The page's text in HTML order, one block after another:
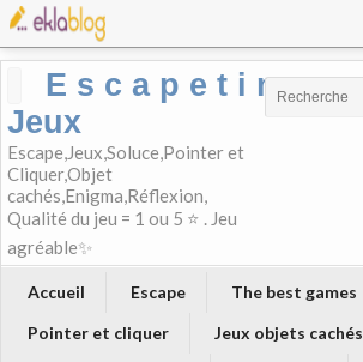
E s c a p e t i m e-
Jeux
Escape,Jeux,Soluce,Pointer et
Cliquer,Objet
cachés,Enigma,Réflexion,
Qualité du jeu = 1 ou 5 ⭐ . Jeu
agréable✨
Accueil Escape
The best games
Pointer et cliquer
Jeux objets cachés